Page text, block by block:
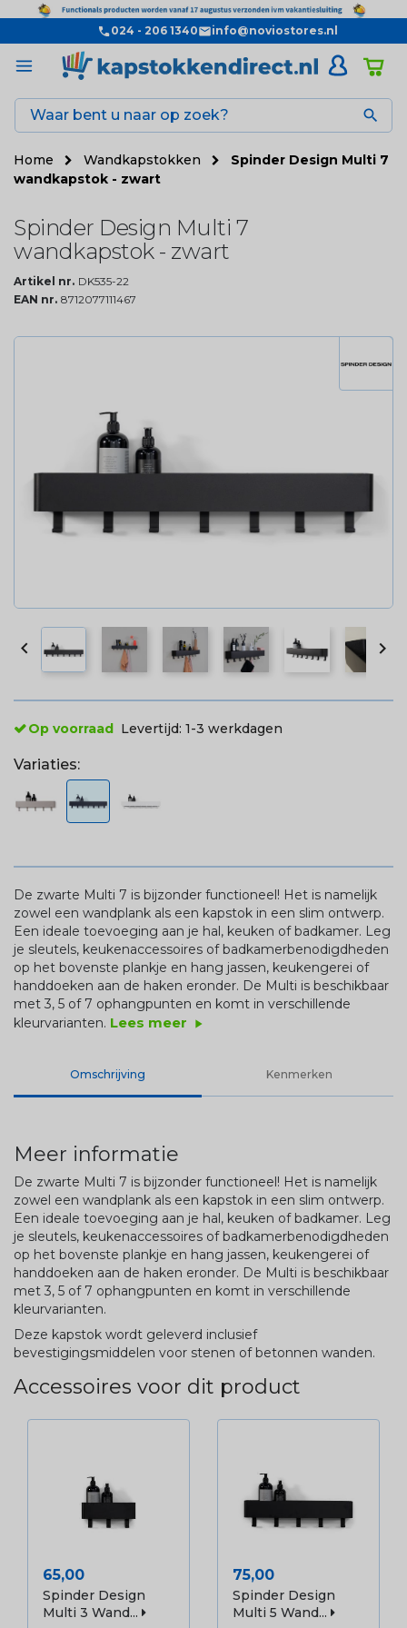
024 - 206 1340 info@noviostores.nl

Home Wandkapstokken
Spinder Design Multi 7
wandkapstok - zwart
Spinder Design Multi 7
wandkapstok - zwart
Artikel nr. DK535-22
EAN nr. 8712077111467
 
Op voorraad Levertijd: 1-3 werkdagen
Variaties:
De zwarte Multi 7 is bijzonder functioneel! Het is namelijk
zowel een wandplank als een kapstok in een slim ontwerp.
Een ideale toevoeging aan je hal, keuken of badkamer. Leg
je sleutels, keukenaccessoires of badkamerbenodigdheden
op het bovenste plankje en hang jassen, keukengerei of
handdoeken aan de haken eronder. De Multi is beschikbaar
met 3, 5 of 7 ophangpunten en komt in verschillende
kleurvarianten. Lees meer play_arrow
Omschrijving Kenmerken
Meer informatie
De zwarte Multi 7 is bijzonder functioneel! Het is namelijk
zowel een wandplank als een kapstok in een slim ontwerp.
Een ideale toevoeging aan je hal, keuken of badkamer. Leg
je sleutels, keukenaccessoires of badkamerbenodigdheden
op het bovenste plankje en hang jassen, keukengerei of
handdoeken aan de haken eronder. De Multi is beschikbaar
met 3, 5 of 7 ophangpunten en komt in verschillende
kleurvarianten.
Deze kapstok wordt geleverd inclusief
bevestigingsmiddelen voor stenen of betonnen wanden.
Accessoires voor dit product
Prijs
65,00
Spinder Design
Multi 3 Wand...
Prijs
75,00
Spinder Design
Multi 5 Wand...